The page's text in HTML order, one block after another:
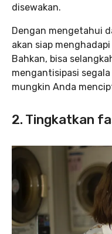
disewakan.
Dengan mengetahui
akan siap
Bahkan, bisa
mengantisipasi
mungkin Anda
2. Tingkatkan